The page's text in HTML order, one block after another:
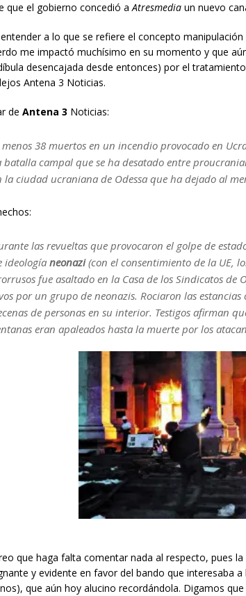
que el gobierno concedió aAtresmedia un nuevo
a lo que se refiere el concepto
me impactó muchísimo en su momento y que
desencajada desde entonces) por el
Antena 3 Noticias.
de Antena 3 Noticias:
menos 38 muertos en un incendio provocado en
batalla campal que se ha desatado entre
la ciudad ucraniana de Odessa que ha dejado al
las revueltas que provocaron el golpe de
ideología neonazi(con el consentimiento de la UE,
fue asaltado en la Casa de los Sindicatos de
por un grupo de neonazis. Rociaron las
de personas en su interior. Testigos afirman
eran apaleados hasta la muerte por los
que haga falta comentar nada al respecto, pues
y evidente en favor del bando que interesaba
que aún hoy alucino recordándola. Digamos